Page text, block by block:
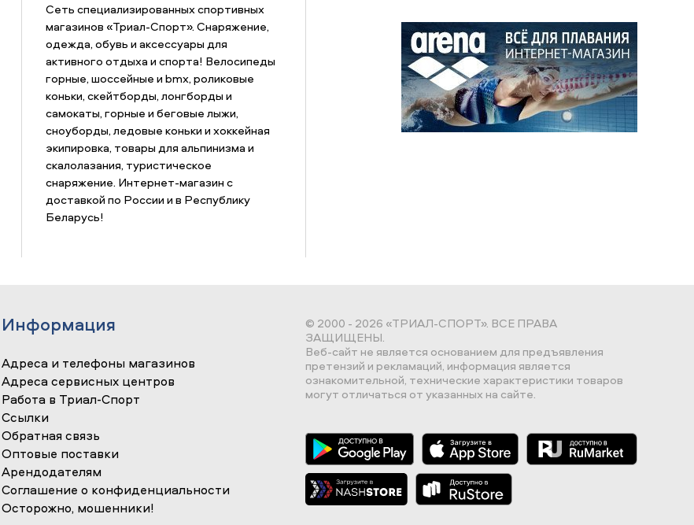
Сеть специализированных спортивных
магазинов «Триал-Спорт». Снаряжение,
одежда, обувь и аксессуары для
активного отдыха и спорта! Велосипеды
горные, шоссейные и bmx, роликовые
коньки, скейтборды, лонгборды и
самокаты, горные и беговые лыжи,
сноуборды, ледовые коньки и хоккейная
экипировка, товары для альпинизма и
скалолазания, туристическое
снаряжение. Интернет-магазин с
доставкой по России и в Республику
Беларусь!
Информация
Адреса и телефоны магазинов
Адреса сервисных центров
Работа в Триал-Спорт
Ссылки
Обратная связь
Оптовые поставки
Арендодателям
Соглашение о конфиденциальности
Осторожно, мошенники!
© 2000 - 2026 «ТРИАЛ-СПОРТ». ВСЕ ПРАВА
ЗАЩИЩЕНЫ.
Веб-сайт не является основанием для предъявления
претензий и рекламаций, информация является
ознакомительной, технические характеристики товаров
могут отличаться от указанных на сайте.